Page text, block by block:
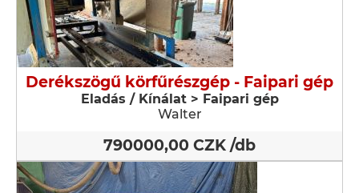
Derékszögű körfűrészgép - Faipari gép
Eladás / Kínálat > Faipari gép
Walter
790000,00 CZK /db